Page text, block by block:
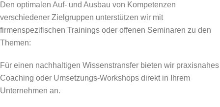
Den optimalen Auf- und Ausbau von Kompetenzen
verschiedener Zielgruppen unterstützen wir mit
firmenspezifischen Trainings oder offenen Seminaren zu den
Themen:
Für einen nachhaltigen Wissenstransfer bieten wir praxisnahes
Coaching oder Umsetzungs-Workshops direkt in Ihrem
Unternehmen an.